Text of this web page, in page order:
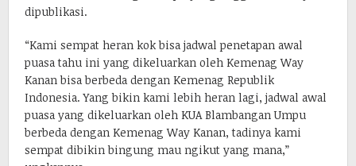
dipublikasi.
“Kami sempat heran kok bisa jadwal penetapan awal
puasa tahu ini yang dikeluarkan oleh Kemenag Way
Kanan bisa berbeda dengan Kemenag Republik
Indonesia. Yang bikin kami lebih heran lagi, jadwal awal
puasa yang dikeluarkan oleh KUA Blambangan Umpu
berbeda dengan Kemenag Way Kanan, tadinya kami
sempat dibikin bingung mau ngikut yang mana,”